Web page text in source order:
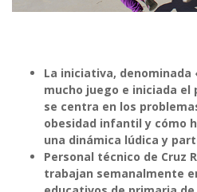
La iniciativa, denominada
mucho juego e iniciada el
se centra en los
obesidad infantil y cómo
una dinámica lúdica y
Personal técnico de Cruz
trabajan semanalmente